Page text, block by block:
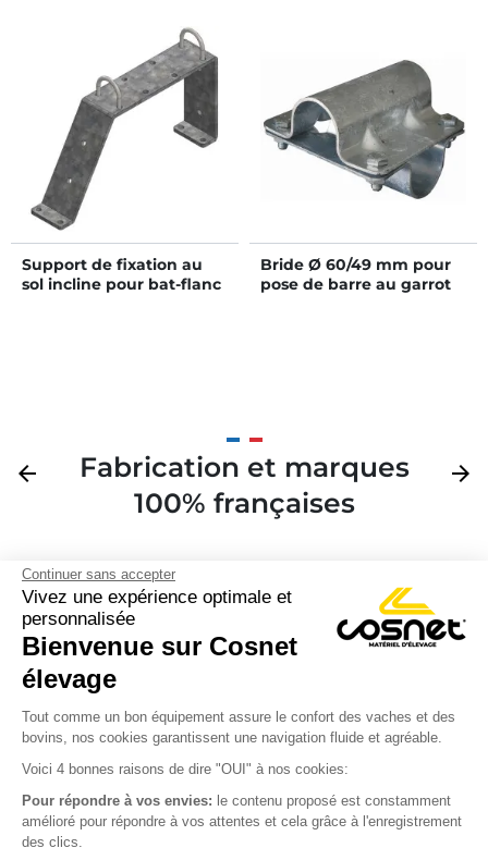
Continuer sans accepter
Vivez une expérience optimale et
personnalisée
Bienvenue sur Cosnet
élevage
Tout comme un bon équipement assure le confort des vaches et des
bovins, nos cookies garantissent une navigation fluide et agréable.
Voici 4 bonnes raisons de dire "OUI" à nos cookies:
Pour répondre à vos envies: le contenu proposé est constamment
amélioré pour répondre à vos attentes et cela grâce à l'enregistrement
des clics.
Support de fixation au
sol incline pour bat-flanc
Bride Ø 60/49 mm pour
pose de barre au garrot
Précédent
arrow_back
Fabrication et marques
100% françaises
arrow_forward